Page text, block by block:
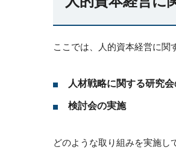
ここでは、人的資本経営に関
人材戦略に関する研究
検討会の実施
どのような取り組みを実施し